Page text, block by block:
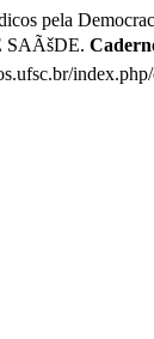
pela
SAÃšDE.